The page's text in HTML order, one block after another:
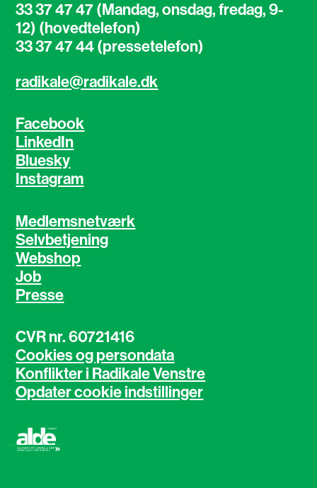
33 37 47 47 (Mandag, onsdag, fredag, 9-
12) (hovedtelefon)
33 37 47 44 (pressetelefon)
radikale@radikale.dk
Facebook
LinkedIn
Bluesky
Instagram
Medlemsnetværk
Selvbetjening
Webshop
Job
Presse
CVR nr. 60721416
Cookies og persondata
Konflikter i Radikale Venstre
Opdater cookie indstillinger